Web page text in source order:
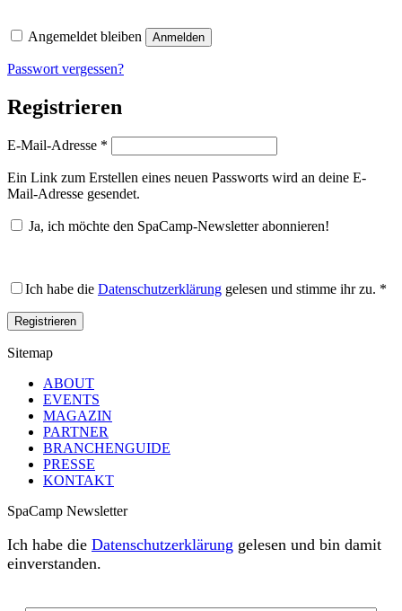
Angemeldet bleiben Anmelden
Passwort vergessen?
Registrieren
E-Mail-Adresse *
Ein Link zum Erstellen eines neuen Passworts wird an deine E-
Mail-Adresse gesendet.
Ja, ich möchte den SpaCamp-Newsletter abonnieren!
Ich habe die Datenschutzerklärung gelesen und stimme ihr zu. *
Registrieren
Sitemap
ABOUT
EVENTS
MAGAZIN
PARTNER
BRANCHENGUIDE
PRESSE
KONTAKT
SpaCamp Newsletter
Ich habe die Datenschutzerklärung gelesen und bin damit
einverstanden.